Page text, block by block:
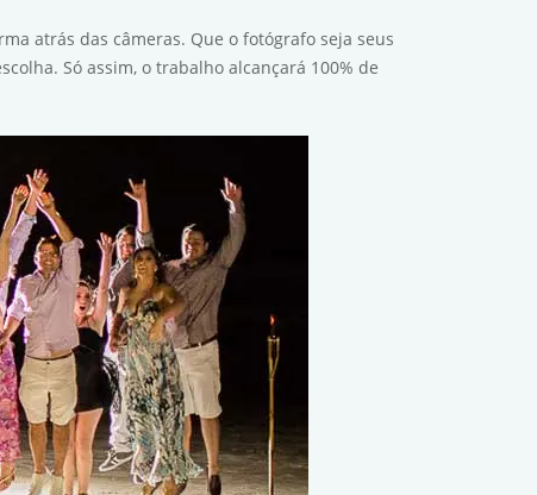
atrás das câmeras. Que o fotógrafo seja seus
Só assim, o trabalho alcançará 100% de